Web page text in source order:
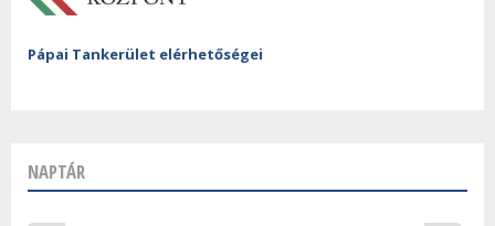
Pápai Tankerület elérhetőségei
NAPTÁR